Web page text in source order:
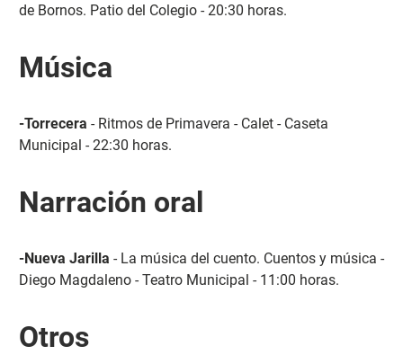
de Bornos. Patio del Colegio - 20:30 horas.
Música
-Torrecera - Ritmos de Primavera - Calet - Caseta
Municipal - 22:30 horas.
Narración oral
-Nueva Jarilla - La música del cuento. Cuentos y música -
Diego Magdaleno - Teatro Municipal - 11:00 horas.
Otros